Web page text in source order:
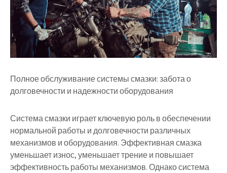
Полное обслуживание системы смазки: забота о
долговечности и надежности оборудования
Система смазки играет ключевую роль в обеспечении
нормальной работы и долговечности различных
механизмов и оборудования. Эффективная смазка
уменьшает износ, уменьшает трение и повышает
эффективность работы механизмов. Однако система